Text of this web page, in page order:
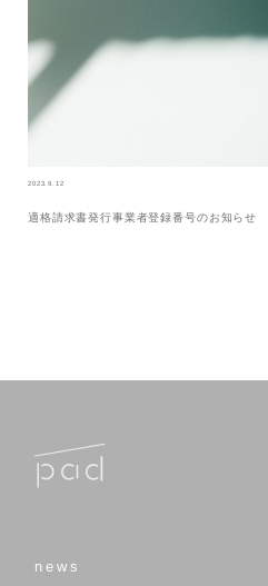
2023.9.12
適格請求書発行事業者登録番号のお知らせ
news